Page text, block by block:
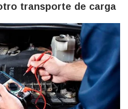
transporte de carga